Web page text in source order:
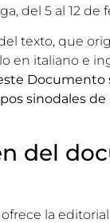
del 5 al 12 de
texto, que
en italiano e
Documento
sinodales de
del
la